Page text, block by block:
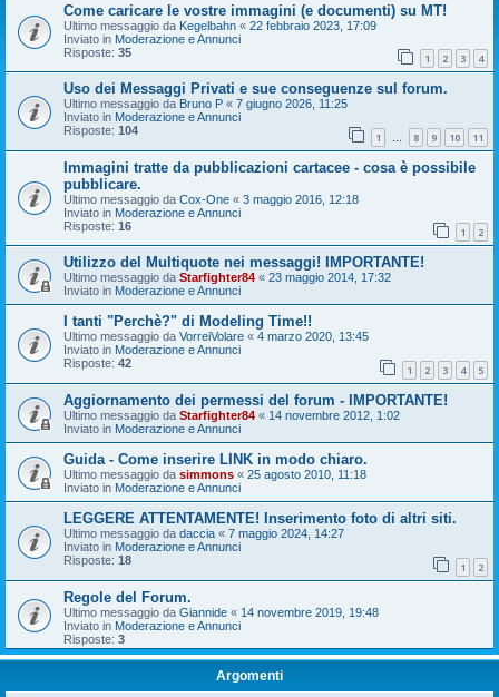
Come caricare le vostre immagini (e documenti) su MT!
Ultimo messaggio da Kegelbahn « 22 febbraio 2023, 17:09
Inviato in Moderazione e Annunci
Risposte: 35 1 2 3 4
Uso dei Messaggi Privati e sue conseguenze sul forum.
Ultimo messaggio da Bruno P « 7 giugno 2026, 11:25
Inviato in Moderazione e Annunci
Risposte: 104 1 … 8 9 10 11
Immagini tratte da pubblicazioni cartacee - cosa è possibile
pubblicare.
Ultimo messaggio da Cox-One « 3 maggio 2016, 12:18
Inviato in Moderazione e Annunci
Risposte: 16 1 2
Utilizzo del Multiquote nei messaggi! IMPORTANTE!
Ultimo messaggio da Starfighter84 « 23 maggio 2014, 17:32
Inviato in Moderazione e Annunci
I tanti "Perchè?" di Modeling Time!!
Ultimo messaggio da VorreiVolare « 4 marzo 2020, 13:45
Inviato in Moderazione e Annunci
Risposte: 42 1 2 3 4 5
Aggiornamento dei permessi del forum - IMPORTANTE!
Ultimo messaggio da Starfighter84 « 14 novembre 2012, 1:02
Inviato in Moderazione e Annunci
Guida - Come inserire LINK in modo chiaro.
Ultimo messaggio da simmons « 25 agosto 2010, 11:18
Inviato in Moderazione e Annunci
LEGGERE ATTENTAMENTE! Inserimento foto di altri siti.
Ultimo messaggio da daccia « 7 maggio 2024, 14:27
Inviato in Moderazione e Annunci
Risposte: 18 1 2
Regole del Forum.
Ultimo messaggio da Giannide « 14 novembre 2019, 19:48
Inviato in Moderazione e Annunci
Risposte: 3
Argomenti